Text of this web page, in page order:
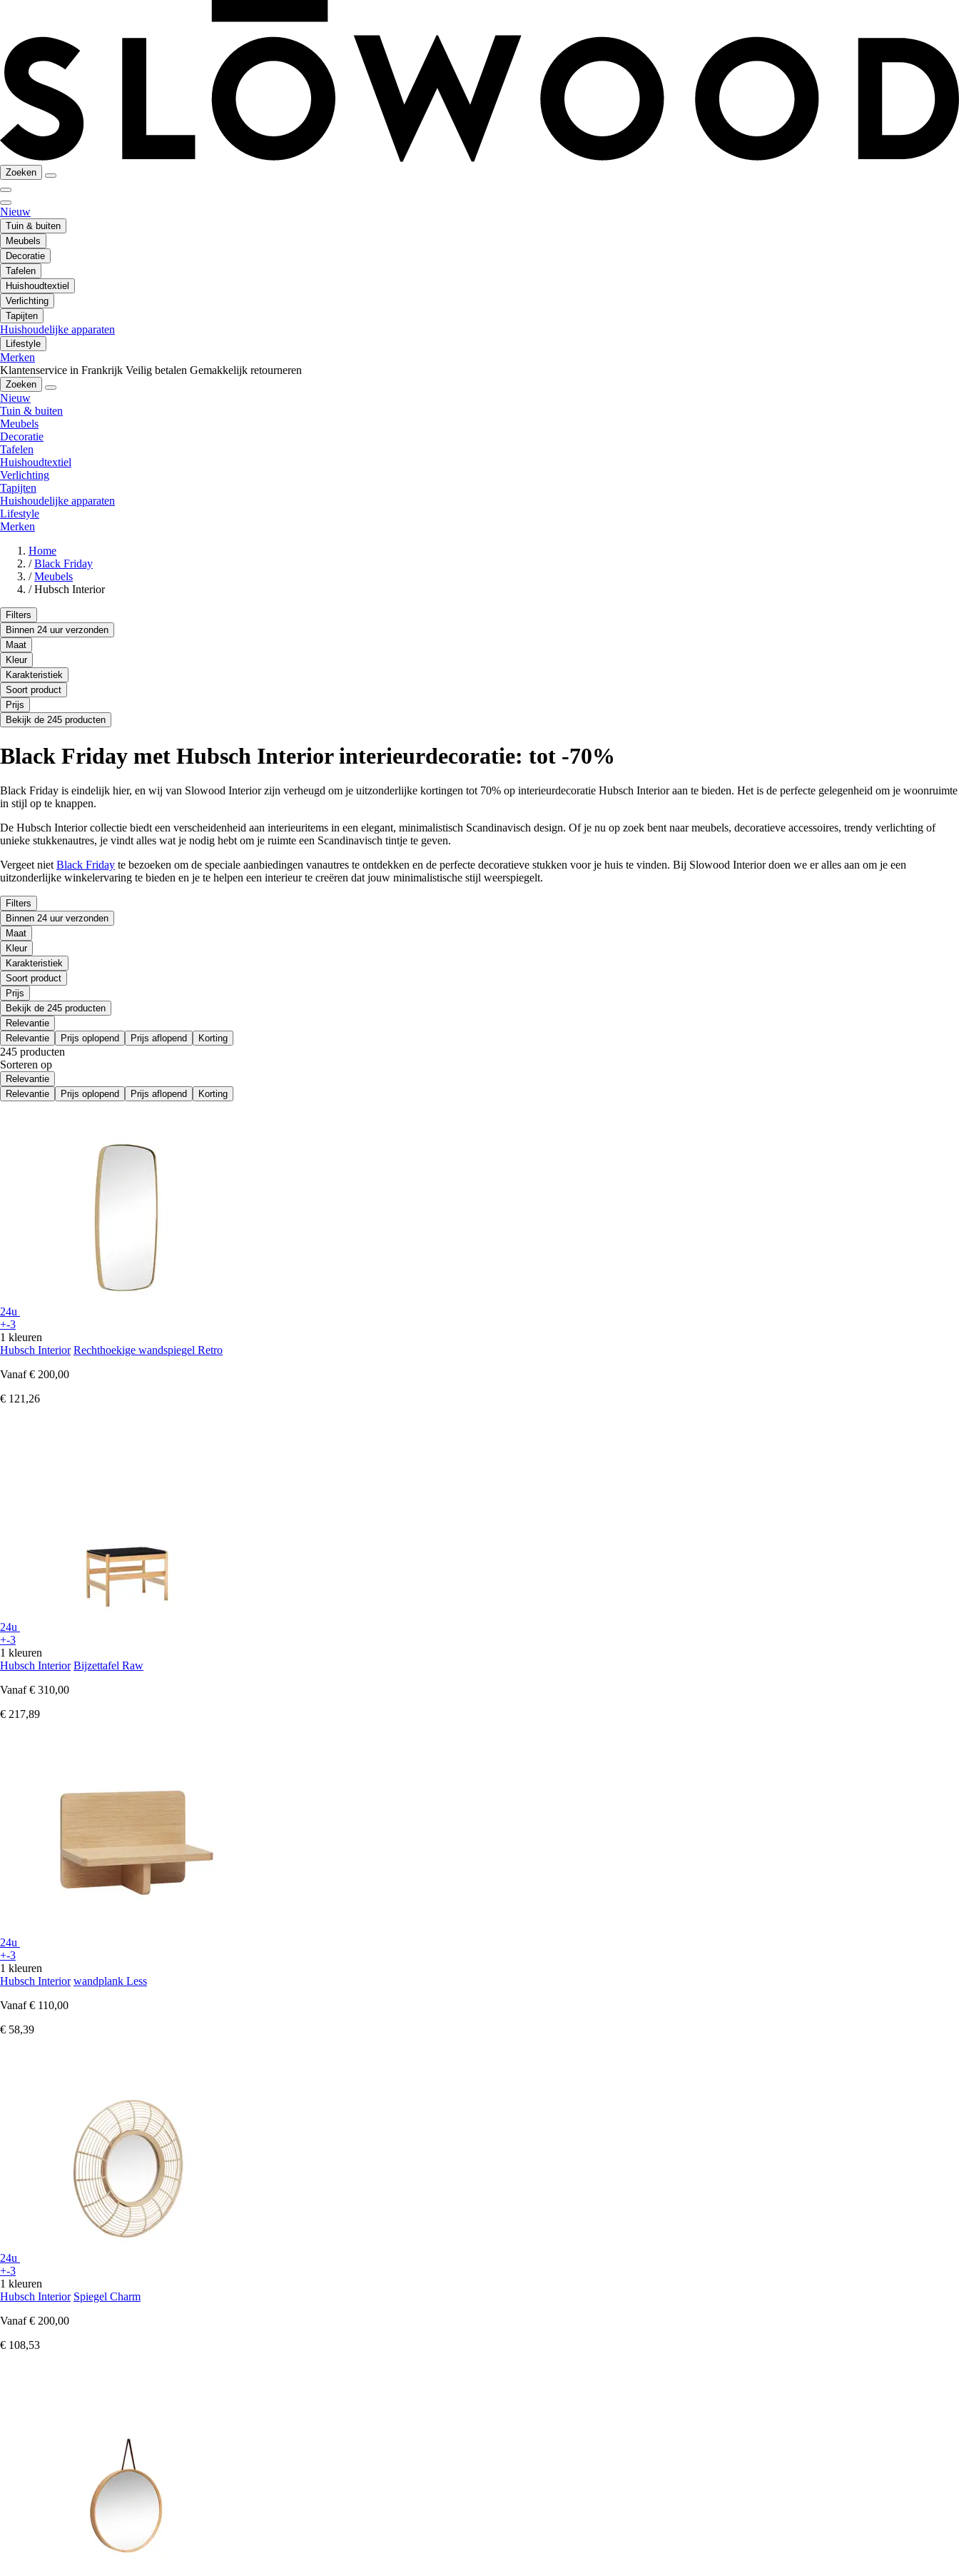
Zoeken
Nieuw
Tuin & buiten
Meubels
Decoratie
Tafelen
Huishoudtextiel
Verlichting
Tapijten
Huishoudelijke apparaten
Lifestyle
Merken
Klantenservice in Frankrijk Veilig betalen Gemakkelijk retourneren
Zoeken
Nieuw
Tuin & buiten
Meubels
Decoratie
Tafelen
Huishoudtextiel
Verlichting
Tapijten
Huishoudelijke apparaten
Lifestyle
Merken
Home
/ Black Friday
/ Meubels
/ Hubsch Interior
Filters
Binnen 24 uur verzonden
Maat
Kleur
Karakteristiek
Soort product
Prijs
Bekijk de 245 producten
Black Friday met Hubsch Interior interieurdecoratie: tot -70%
Black Friday is eindelijk hier, en wij van Slowood Interior zijn verheugd om je uitzonderlijke kortingen tot 70% op interieurdecoratie Hubsch Interior aan te bieden. Het is de perfecte gelegenheid om je woonruimte
in stijl op te knappen.
De Hubsch Interior collectie biedt een verscheidenheid aan interieuritems in een elegant, minimalistisch Scandinavisch design. Of je nu op zoek bent naar meubels, decoratieve accessoires, trendy verlichting of
unieke stukkenautres, je vindt alles wat je nodig hebt om je ruimte een Scandinavisch tintje te geven.
Vergeet niet Black Friday te bezoeken om de speciale aanbiedingen vanautres te ontdekken en de perfecte decoratieve stukken voor je huis te vinden. Bij Slowood Interior doen we er alles aan om je een
uitzonderlijke winkelervaring te bieden en je te helpen een interieur te creëren dat jouw minimalistische stijl weerspiegelt.
Filters
Binnen 24 uur verzonden
Maat
Kleur
Karakteristiek
Soort product
Prijs
Bekijk de 245 producten
Relevantie
Relevantie
Prijs oplopend Prijs aflopend Korting
245 producten
Sorteren op
Relevantie
Relevantie
Prijs oplopend Prijs aflopend Korting
24u
+-3
1 kleuren
Hubsch Interior Rechthoekige wandspiegel Retro
Vanaf € 200,00
€ 121,26
24u
+-3
1 kleuren
Hubsch Interior Bijzettafel Raw
Vanaf € 310,00
€ 217,89
24u
+-3
1 kleuren
Hubsch Interior wandplank Less
Vanaf € 110,00
€ 58,39
24u
+-3
1 kleuren
Hubsch Interior Spiegel Charm
Vanaf € 200,00
€ 108,53